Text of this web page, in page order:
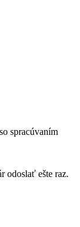
spracúvaním
odoslať ešte raz.